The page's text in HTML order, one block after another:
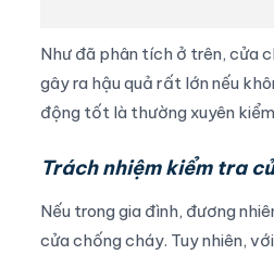
Như đã phân tích ở trên, cửa
gây ra hậu quả rất lớn nếu
động tốt là thường xuyên
Trách nhiệm kiểm tra
Nếu trong gia đình, đương
cửa chống cháy. Tuy nhiên,